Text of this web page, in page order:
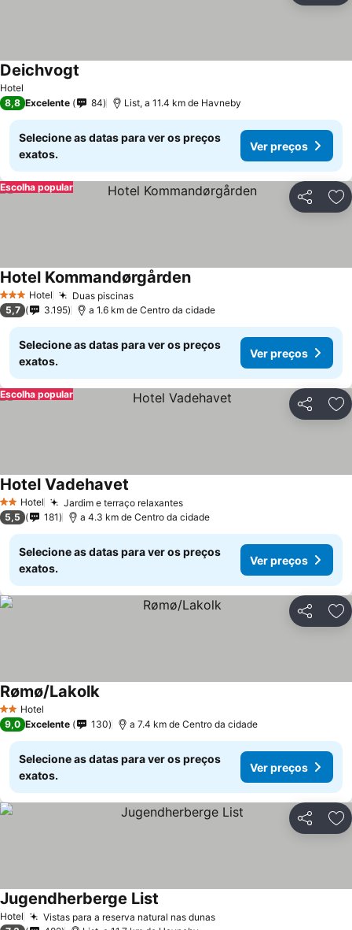
Hotel
Deichvogt
8,8 Excelente 84 List, a 11.4 km de Havneby
Selecione as datas para ver os preços
exatos.
Ver preços
Partilhar
Escolha popular
3 EstrelasHotel Duas piscinas
Hotel Kommandørgården
5,7 3.195 a 1.6 km de Centro da cidade
Selecione as datas para ver os preços
exatos.
Ver preços
Partilhar
Escolha popular
2 Estrelas
Hotel Jardim e terraço relaxantes
Hotel Vadehavet
5,5 181 a 4.3 km de Centro da cidade
Selecione as datas para ver os preços
exatos.
Ver preços
Partilhar
2 Estrelas
Hotel
Rømø/Lakolk
9,0 Excelente 130 a 7.4 km de Centro da cidade
Selecione as datas para ver os preços
exatos.
Ver preços
Partilhar
Hotel Vistas para a reserva natural nas dunas
Jugendherberge List